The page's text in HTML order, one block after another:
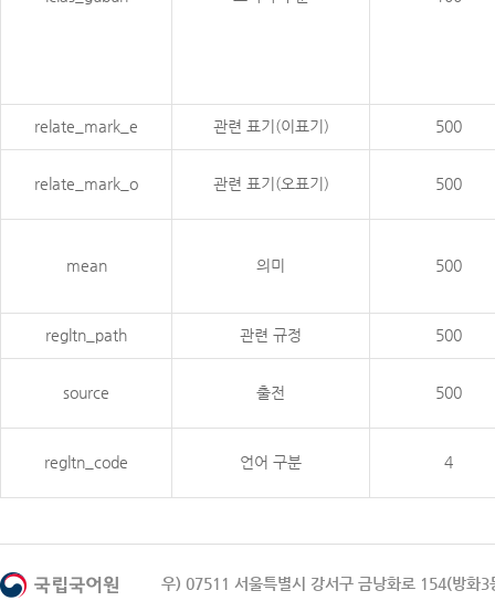
relate_mark_e 관련 표기(이표기) 500
relate_mark_o 관련 표기(오표기) 500
mean 의미 500
regltn_path 관련 규정 500
source 출전 500
regltn_code 언어 구분 4
우) 07511 서울특별시 강서구 금낭화로 154(방화3